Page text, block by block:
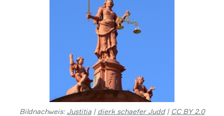
Bildnachweis: Justitia| dierk schaefer Judd| CC BY 2.0